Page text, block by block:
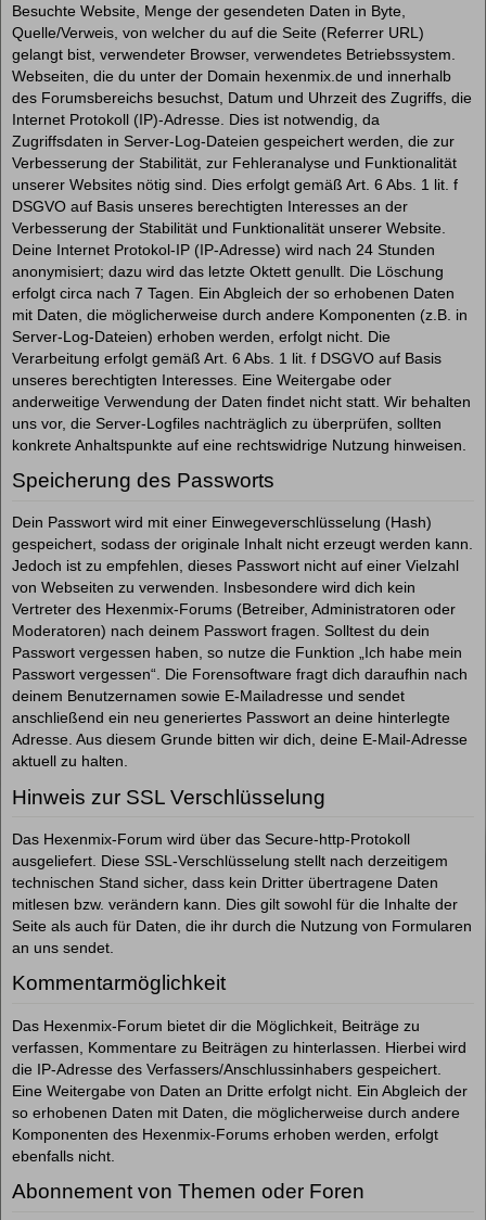
Besuchte Website, Menge der gesendeten Daten in Byte,
Quelle/Verweis, von welcher du auf die Seite (Referrer URL)
gelangt bist, verwendeter Browser, verwendetes Betriebssystem.
Webseiten, die du unter der Domain hexenmix.de und innerhalb
des Forumsbereichs besuchst, Datum und Uhrzeit des Zugriffs, die
Internet Protokoll (IP)-Adresse. Dies ist notwendig, da
Zugriffsdaten in Server-Log-Dateien gespeichert werden, die zur
Verbesserung der Stabilität, zur Fehleranalyse und Funktionalität
unserer Websites nötig sind. Dies erfolgt gemäß Art. 6 Abs. 1 lit. f
DSGVO auf Basis unseres berechtigten Interesses an der
Verbesserung der Stabilität und Funktionalität unserer Website.
Deine Internet Protokol-IP (IP-Adresse) wird nach 24 Stunden
anonymisiert; dazu wird das letzte Oktett genullt. Die Löschung
erfolgt circa nach 7 Tagen. Ein Abgleich der so erhobenen Daten
mit Daten, die möglicherweise durch andere Komponenten (z.B. in
Server-Log-Dateien) erhoben werden, erfolgt nicht. Die
Verarbeitung erfolgt gemäß Art. 6 Abs. 1 lit. f DSGVO auf Basis
unseres berechtigten Interesses. Eine Weitergabe oder
anderweitige Verwendung der Daten findet nicht statt. Wir behalten
uns vor, die Server-Logfiles nachträglich zu überprüfen, sollten
konkrete Anhaltspunkte auf eine rechtswidrige Nutzung hinweisen.
Speicherung des Passworts
Dein Passwort wird mit einer Einwegeverschlüsselung (Hash)
gespeichert, sodass der originale Inhalt nicht erzeugt werden kann.
Jedoch ist zu empfehlen, dieses Passwort nicht auf einer Vielzahl
von Webseiten zu verwenden. Insbesondere wird dich kein
Vertreter des Hexenmix-Forums (Betreiber, Administratoren oder
Moderatoren) nach deinem Passwort fragen. Solltest du dein
Passwort vergessen haben, so nutze die Funktion „Ich habe mein
Passwort vergessen“. Die Forensoftware fragt dich daraufhin nach
deinem Benutzernamen sowie E-Mailadresse und sendet
anschließend ein neu generiertes Passwort an deine hinterlegte
Adresse. Aus diesem Grunde bitten wir dich, deine E-Mail-Adresse
aktuell zu halten.
Hinweis zur SSL Verschlüsselung
Das Hexenmix-Forum wird über das Secure-http-Protokoll
ausgeliefert. Diese SSL-Verschlüsselung stellt nach derzeitigem
technischen Stand sicher, dass kein Dritter übertragene Daten
mitlesen bzw. verändern kann. Dies gilt sowohl für die Inhalte der
Seite als auch für Daten, die ihr durch die Nutzung von Formularen
an uns sendet.
Kommentarmöglichkeit
Das Hexenmix-Forum bietet dir die Möglichkeit, Beiträge zu
verfassen, Kommentare zu Beiträgen zu hinterlassen. Hierbei wird
die IP-Adresse des Verfassers/Anschlussinhabers gespeichert.
Eine Weitergabe von Daten an Dritte erfolgt nicht. Ein Abgleich der
so erhobenen Daten mit Daten, die möglicherweise durch andere
Komponenten des Hexenmix-Forums erhoben werden, erfolgt
ebenfalls nicht.
Abonnement von Themen oder Foren